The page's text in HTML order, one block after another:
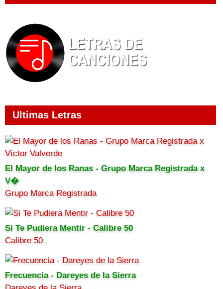
Ultimas Letras
El Mayor de los Ranas - Grupo Marca Registrada x
V�
Grupo Marca Registrada
Si Te Pudiera Mentir - Calibre 50
Calibre 50
Frecuencia - Dareyes de la Sierra